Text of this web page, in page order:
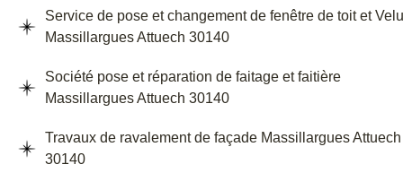
Service de pose et changement de fenêtre de toit et
Massillargues Attuech 30140
Société pose et réparation de faitage et faitière
Massillargues Attuech 30140
Travaux de ravalement de façade Massillargues Attuech
30140